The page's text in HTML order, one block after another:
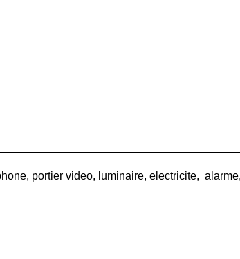
portier video, luminaire, electricite,